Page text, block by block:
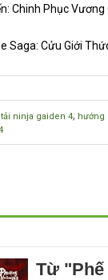
Chinh Phục
Saga: Cửu Giới
tải ninja gaiden 4, hướng
Từ "Phế